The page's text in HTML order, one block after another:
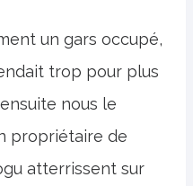
un gars occupé,
trop pour plus
nous le
propriétaire de
atterrissent sur